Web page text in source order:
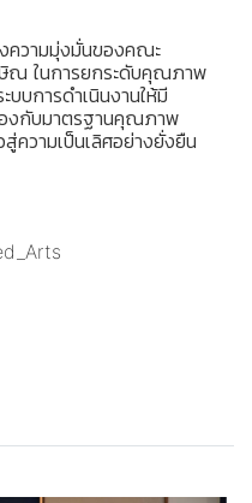
ความมุ่งมั่นของคณะ
ณ ในการยกระดับคุณภาพ
บการดำเนินงานให้มี
งกับมาตรฐานคุณภาพ
สู่ความเป็นเลิศอย่างยั่งยืน